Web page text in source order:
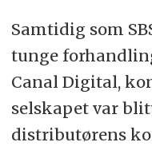
Samtidig som
tunge
Canal Digital,
selskapet var
distributørens